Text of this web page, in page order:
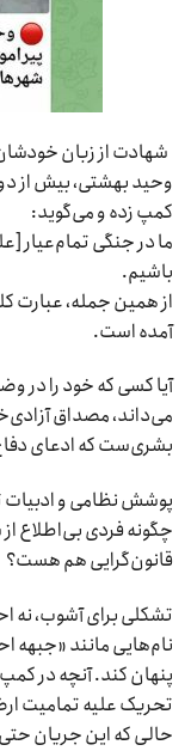
شهادت از زبان
وحید بهشتی، بیش از
کمپ زده و می‌گوید:
ما در جنگی تمام‌عیار
باشیم.
از همین جمله، عبارت
آمده است.
آیا کسی که خود را در
می‌داند، مصداق
بشری‌ست که ادعای
پوشش نظامی و ادبیات
چگونه فردی بی‌اطلاع
قانون‌گرایی هم هست؟
تشکلی برای آشوب، نه
نام‌هایی مانند «جبهه
پنهان کند. آنچه در
تحریک علیه تمامیت
حالی که این جریان